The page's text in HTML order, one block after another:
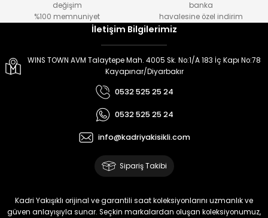
değişim
%100 memnuniyet
banka
havalesine özel indirim
İletişim Bilgilerimiz
WINS TOWN AVM Talaytepe Mah. 4005 Sk. No:1/A 183 İç Kapı No:78
Kayapınar/Diyarbakır
0532 525 25 24
0532 525 25 24
info@kadriyakisikli.com
Sipariş Takibi
Kadri Yakışıklı orijinal ve garantili saat koleksiyonlarını uzmanlık ve
güven anlayışıyla sunar. Seçkin markalardan oluşan koleksiyonumuz,